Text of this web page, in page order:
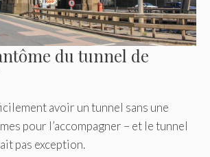
du tunnel de
avoir un tunnel sans une
pour l’accompagner – et le tunnel
pas exception.